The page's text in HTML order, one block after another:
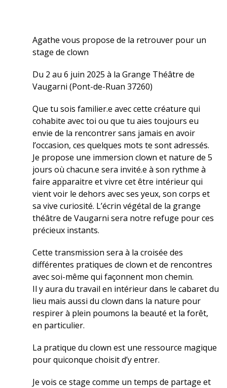
Agathe vous propose de la retrouver pour un
stage de clown
Du 2 au 6 juin 2025 à la Grange Théâtre de
Vaugarni (Pont-de-Ruan 37260)
Que tu sois familier.e avec cette créature qui
cohabite avec toi ou que tu aies toujours eu
envie de la rencontrer sans jamais en avoir
l’occasion, ces quelques mots te sont adressés.
Je propose une immersion clown et nature de 5
jours où chacun.e sera invité.e à son rythme à
faire apparaitre et vivre cet être intérieur qui
vient voir le dehors avec ses yeux, son corps et
sa vive curiosité. L’écrin végétal de la grange
théâtre de Vaugarni sera notre refuge pour ces
précieux instants.
Cette transmission sera à la croisée des
différentes pratiques de clown et de rencontres
avec soi-même qui façonnent mon chemin.
Il y aura du travail en intérieur dans le cabaret du
lieu mais aussi du clown dans la nature pour
respirer à plein poumons la beauté et la forêt,
en particulier.
La pratique du clown est une ressource magique
pour quiconque choisit d’y entrer.
Je vois ce stage comme un temps de partage et